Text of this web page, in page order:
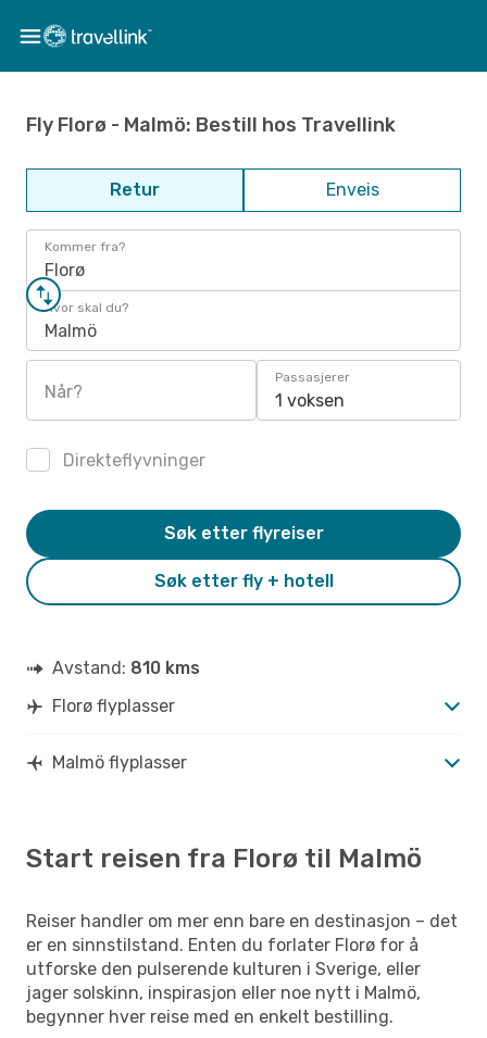
Fly Florø - Malmö: Bestill hos Travellink
Retur Enveis
Kommer fra?
Florø
Hvor skal du?
Malmö
Når?
Passasjerer
1 voksen
Direkteflyvninger
Søk etter fly + hotell
Søk etter flyreiser
Avstand: 810 kms
Florø flyplasser
Malmö flyplasser
Start reisen fra Florø til Malmö
Reiser handler om mer enn bare en destinasjon – det
er en sinnstilstand. Enten du forlater Florø for å
utforske den pulserende kulturen i Sverige, eller
jager solskinn, inspirasjon eller noe nytt i Malmö,
begynner hver reise med en enkelt bestilling.